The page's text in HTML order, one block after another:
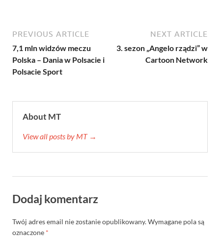
PREVIOUS ARTICLE
7,1 mln widzów meczu
Polska – Dania w Polsacie i
Polsacie Sport
NEXT ARTICLE
3. sezon „Angelo rządzi” w
Cartoon Network
About MT
View all posts by MT →
Dodaj komentarz
Twój adres email nie zostanie opublikowany.Wymagane pola są
oznaczone *